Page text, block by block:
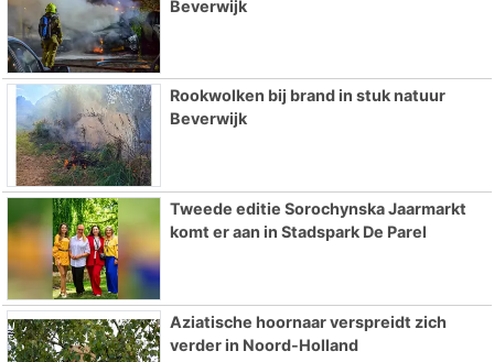
Beverwijk
Rookwolken bij brand in stuk natuur
Beverwijk
Tweede editie Sorochynska Jaarmarkt
komt er aan in Stadspark De Parel
Aziatische hoornaar verspreidt zich
verder in Noord-Holland